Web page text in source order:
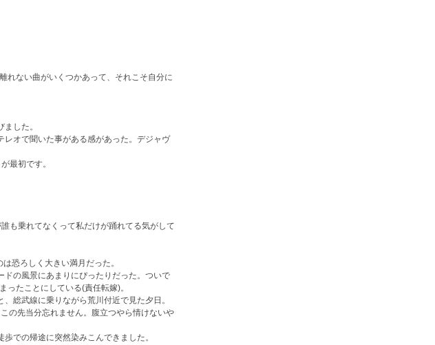
れない曲がいくつかあって、それこそ自分に
した。
オで聞いた事がある感があった。デジャヴ
最初です。
も乗れてなくって私だけが踊れてる気がして
恐ろしく大きい満月だった。
の風景にあまりにぴったりだった。ついで
ったことにしている(責任転嫁)。
総武線に乗りながら荒川付近で見た夕日。
の先当分忘れません。腹立つやら情けないや
での帰途に突然染みこんできました。